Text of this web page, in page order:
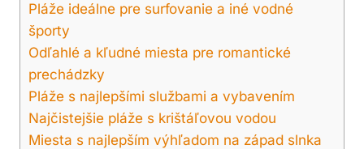
Pláže ideálne pre surfovanie a iné vodné
športy
Odľahlé a kľudné miesta pre romantické
prechádzky
Pláže s najlepšími službami a vybavením
Najčistejšie pláže s krištáľovou vodou
Miesta s najlepším výhľadom na západ slnka